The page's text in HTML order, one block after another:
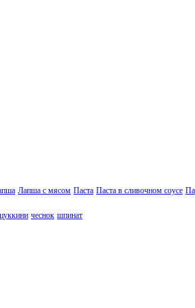
Лапша с мясом Паста Паста в сливочном соусе
цуккини чеснок шпинат